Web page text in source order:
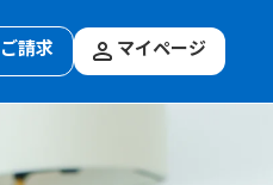
請求 マイページ